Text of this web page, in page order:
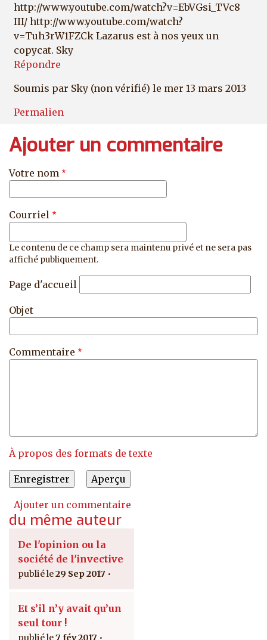
http://www.youtube.com/watch?v=EbVGsi_TVc8
III/ http://www.youtube.com/watch?
v=Tuh3rW1FZCk Lazarus est à nos yeux un
copycat. Sky
Répondre
Soumis par Sky (non vérifié) le mer 13 mars 2013
Permalien
Ajouter un commentaire
Votre nom
Courriel
Le contenu de ce champ sera maintenu privé et ne sera pas
affiché publiquement.
Page d'accueil
Objet
Commentaire
À propos des formats de texte
Ajouter un commentaire
du même auteur
De l'opinion ou la
société de l'invective
29 Sep 2017
Et s’il n’y avait qu’un
seul tour !
7 fév 2017